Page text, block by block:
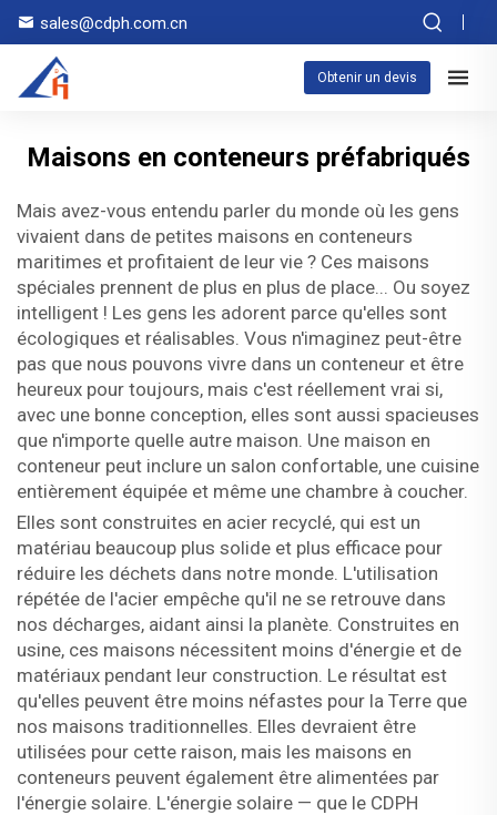
sales@cdph.com.cn
Obtenir un devis
Maisons en conteneurs préfabriqués
Mais avez-vous entendu parler du monde où les gens
vivaient dans de petites maisons en conteneurs
maritimes et profitaient de leur vie ? Ces maisons
spéciales prennent de plus en plus de place... Ou soyez
intelligent ! Les gens les adorent parce qu'elles sont
écologiques et réalisables. Vous n'imaginez peut-être
pas que nous pouvons vivre dans un conteneur et être
heureux pour toujours, mais c'est réellement vrai si,
avec une bonne conception, elles sont aussi spacieuses
que n'importe quelle autre maison. Une maison en
conteneur peut inclure un salon confortable, une cuisine
entièrement équipée et même une chambre à coucher.
Elles sont construites en acier recyclé, qui est un
matériau beaucoup plus solide et plus efficace pour
réduire les déchets dans notre monde. L'utilisation
répétée de l'acier empêche qu'il ne se retrouve dans
nos décharges, aidant ainsi la planète. Construites en
usine, ces maisons nécessitent moins d'énergie et de
matériaux pendant leur construction. Le résultat est
qu'elles peuvent être moins néfastes pour la Terre que
nos maisons traditionnelles. Elles devraient être
utilisées pour cette raison, mais les maisons en
conteneurs peuvent également être alimentées par
l'énergie solaire. L'énergie solaire — que le CDPH